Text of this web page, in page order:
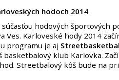
hodoch 2014
súčasťou hodových športových
Ves. Karloveské hody 2014
programu je aj
klub Karlovka.
Streetbalový kôš bude na